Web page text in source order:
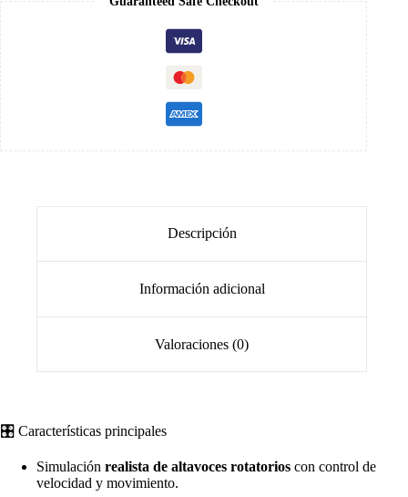
Descripción
Información adicional
Valoraciones (0)
🎛️ Características principales
Simulación realista de altavoces rotatorios con control de
velocidad y movimiento.